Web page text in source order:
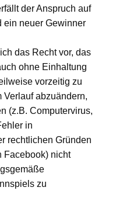
der Anspruch auf
ein neuer Gewinner
das Recht vor, das
ohne Einhaltung
vorzeitig zu
Verlauf abzuändern,
(z.B. Computervirus,
in
rechtlichen Gründen
Facebook) nicht
zu